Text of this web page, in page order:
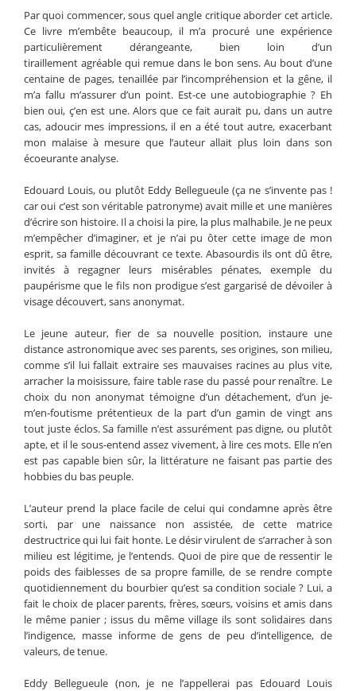
Par quoi commencer, sous quel angle critique aborder cet article.
Ce livre m’embête beaucoup, il m’a procuré une expérience
particulièrement dérangeante, bien loin d’un
tiraillement agréable qui remue dans le bon sens. Au bout d’une
centaine de pages, tenaillée par l’incompréhension et la gêne, il
m’a fallu m’assurer d’un point. Est-ce une autobiographie ? Eh
bien oui, ç’en est une. Alors que ce fait aurait pu, dans un autre
cas, adoucir mes impressions, il en a été tout autre, exacerbant
mon malaise à mesure que l’auteur allait plus loin dans son
écoeurante analyse.
Edouard Louis, ou plutôt Eddy Bellegueule (ça ne s’invente pas !
car oui c’est son véritable patronyme) avait mille et une manières
d’écrire son histoire. Il a choisi la pire, la plus malhabile. Je ne peux
m’empêcher d’imaginer, et je n’ai pu ôter cette image de mon
esprit, sa famille découvrant ce texte. Abasourdis ils ont dû être,
invités à regagner leurs misérables pénates, exemple du
paupérisme que le fils non prodigue s’est gargarisé de dévoiler à
visage découvert, sans anonymat.
Le jeune auteur, fier de sa nouvelle position, instaure une
distance astronomique avec ses parents, ses origines, son milieu,
comme s’il lui fallait extraire ses mauvaises racines au plus vite,
arracher la moisissure, faire table rase du passé pour renaître. Le
choix du non anonymat témoigne d’un détachement, d’un je-
m’en-foutisme prétentieux de la part d’un gamin de vingt ans
tout juste éclos. Sa famille n’est assurément pas digne, ou plutôt
apte, et il le sous-entend assez vivement, à lire ces mots. Elle n’en
est pas capable bien sûr, la littérature ne faisant pas partie des
hobbies du bas peuple.
L’auteur prend la place facile de celui qui condamne après être
sorti, par une naissance non assistée, de cette matrice
destructrice qui lui fait honte. Le désir virulent de s’arracher à son
milieu est légitime, je l’entends. Quoi de pire que de ressentir le
poids des faiblesses de sa propre famille, de se rendre compte
quotidiennement du bourbier qu’est sa condition sociale ? Lui, a
fait le choix de placer parents, frères, sœurs, voisins et amis dans
le même panier ; issus du même village ils sont solidaires dans
l’indigence, masse informe de gens de peu d’intelligence, de
valeurs, de tenue.
Eddy Bellegueule (non, je ne l’appellerai pas Edouard Louis